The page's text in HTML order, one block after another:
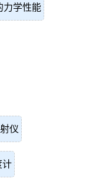
力学性能
仪
计